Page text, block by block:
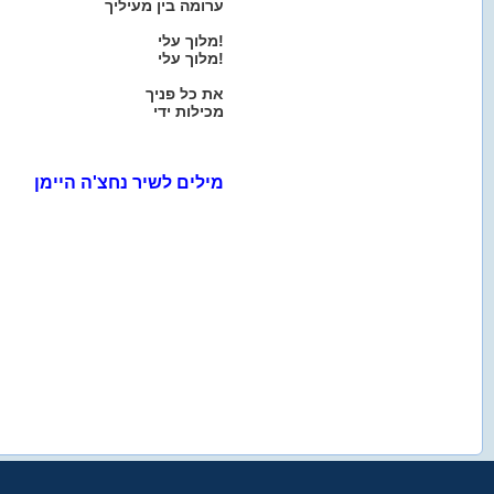
ערומה בין מעיליך
מלוך עלי!
מלוך עלי!
את כל פניך
מכילות ידי
מילים לשיר נחצ'ה היימן